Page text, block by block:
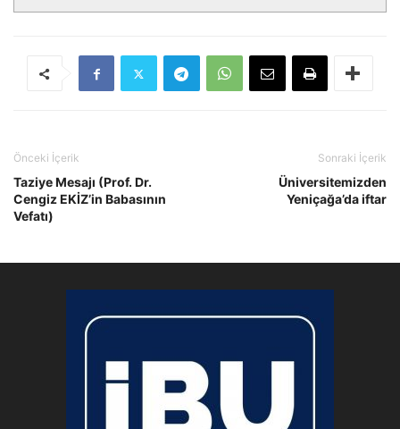
Önceki İçerik
Taziye Mesajı (Prof. Dr.
Cengiz EKİZ’in Babasının
Vefatı)
Sonraki İçerik
Üniversitemizden
Yeniçağa’da iftar